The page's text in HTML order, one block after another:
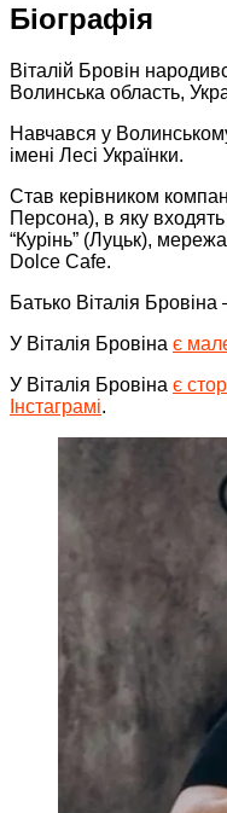
Біографія
Віталій Бровін
Волинська область,
Навчався у
імені Лесі Українки.
Став керівником
Персона), в яку
“Курінь” (Луцьк), мережа
Dolce Cafe.
Батько Віталія
У Віталія Бровіна є
У Віталія Бровіна є
Інстаграмі.